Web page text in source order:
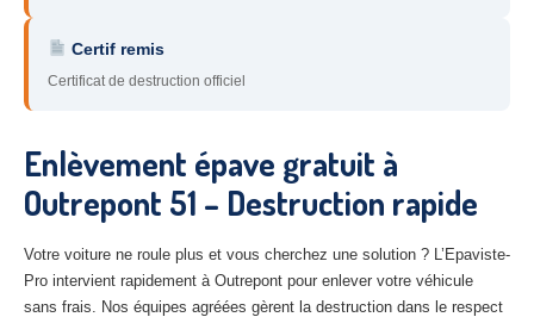
51 – Marne
– Eure-et-Loir
27 – Eure
– Aube
02 – Aisne
Certif remis
Certificat de destruction officiel
Enlèvement épave gratuit à
Outrepont 51 – Destruction rapide
Votre voiture ne roule plus et vous cherchez une solution ? L’Epaviste-
Pro intervient rapidement à Outrepont pour enlever votre véhicule
sans frais. Nos équipes agréées gèrent la destruction dans le respect